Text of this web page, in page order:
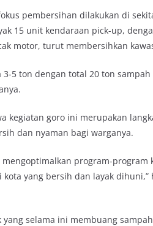
pembersihan dilakukan di
15 unit kendaraan pick-up,
motor, turut membersihkan
3-5 ton dengan total 20 ton
kegiatan goro ini merupakan
dan nyaman bagi warganya.
mengoptimalkan program-
yang bersih dan layak
selama ini membuang